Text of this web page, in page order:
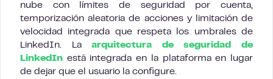
nube con límites de seguridad por cuenta,
temporización aleatoria de acciones y limitación de
velocidad integrada que respeta los umbrales de
LinkedIn. Laarquitectura de seguridad de
LinkedIn está integrada en la plataforma en lugar
de dejar que el usuario la configure.